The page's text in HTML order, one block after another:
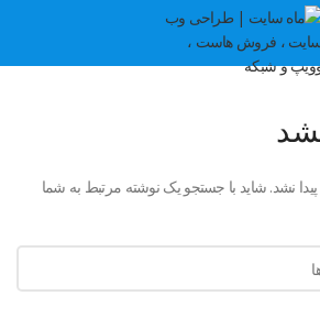
نشد. شاید با جستجو یک نوشته مرتبط به شما